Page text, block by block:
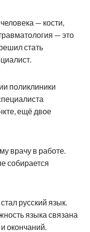
— кости,
— это
стать
поликлиники
ещё двое
врачу в работе.
собирается
русский язык.
языка связана
окончаний.